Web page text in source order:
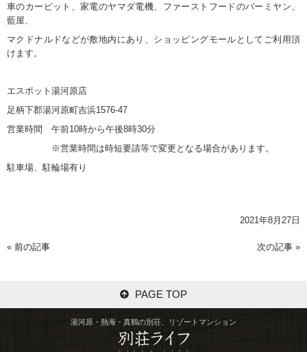
車のカーピット、家電のヤマダ電機、ファーストフードのバーミヤン、
藍屋、
マクドナルドなどが敷地内にあり、ショッピングモールとしてご利用頂
けます。
エスポット湯河原店
足柄下郡湯河原町吉浜1576-47
営業時間 午前10時から午後8時30分
※営業時間は時短要請等で変更となる場合があります。
駐車場、駐輪場有り
2021年8月27日
« 前の記事 次の記事 »
PAGE TOP
湯河原・熱海・真鶴の別荘、リゾートマンション